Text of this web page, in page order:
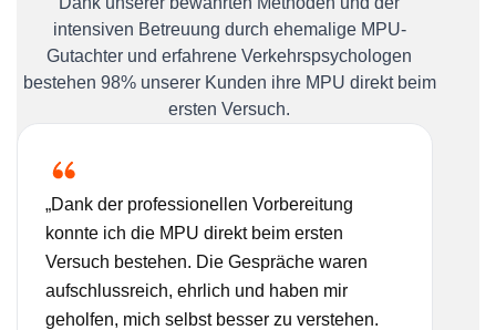
intensiven Betreuung durch ehemalige MPU-
Gutachter und erfahrene Verkehrspsychologen
bestehen 98% unserer Kunden ihre MPU direkt beim
ersten Versuch.
„Dank der professionellen Vorbereitung
konnte ich die MPU direkt beim ersten
Versuch bestehen. Die Gespräche waren
aufschlussreich, ehrlich und haben mir
geholfen, mich selbst besser zu verstehen.